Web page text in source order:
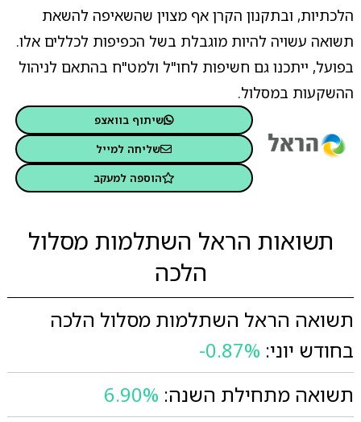
הלכתיות, ובתקנון הקרן אף מצוין שהשאיפה להשאת
תשואה עשויה להיות מוגבלת בשל הכפיפות לכללים אלו.
בפועל, ייתכנו גם חשיפות לחו"ל ולמט"ח בהתאם לניהול
ההשקעות במסלול.
שיתוף בוואצפ
שליחה למייל
הוספה למעקב
תשואות הראל השתלמות מסלול
הלכה
תשואה הראל השתלמות מסלול הלכה
בחודש יוני: -0.87%
תשואה מתחילת השנה: 6.90%